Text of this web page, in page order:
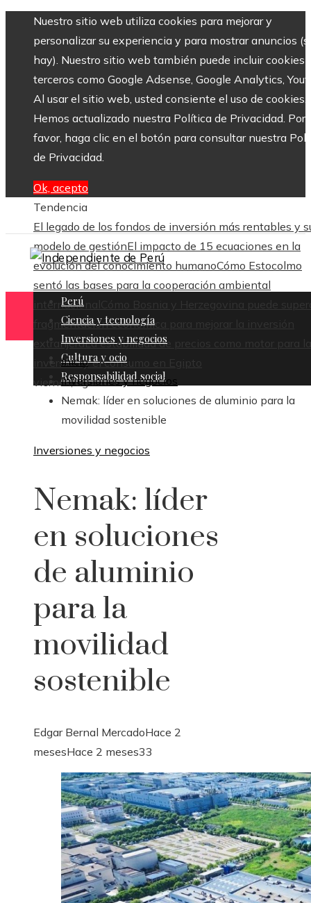
Nuestro sitio web utiliza cookies para mejorar y
personalizar su experiencia y para mostrar anuncios
hay). Nuestro sitio web también puede incluir cookies
terceros como Google Adsense, Google Analytics,
Al usar el sitio web, usted consiente el uso de cookies.
Hemos actualizado nuestra Política de Privacidad. Por
favor, haga clic en el botón para consultar nuestra
de Privacidad.
Ok, acepto
Tendencia
El legado de los fondos de inversión más rentables y
modelo de gestiónEl impacto de 15 ecuaciones en la
evolución del conocimiento humanoCómo Estocolmo
sentó las bases para la cooperación ambiental
internacional
Cómo Bosnia y Herzegovina puede
fragmentación económica para mejorar la inversión
extranjeraLa estabilidad de precios como motor para la
inversión y el consumo en Egipto
viernes, agosto 7
Perú
Ciencia y tecnología
Inversiones y negocios
Cultura y ocio
Responsabilidad social
Inicio
Inversiones y negocios
Nemak: líder en soluciones de aluminio para la
movilidad sostenible
Inversiones y negocios
Nemak: líder
en soluciones
de aluminio
para la
movilidad
sostenible
Edgar Bernal MercadoHace 2
mesesHace 2 meses33